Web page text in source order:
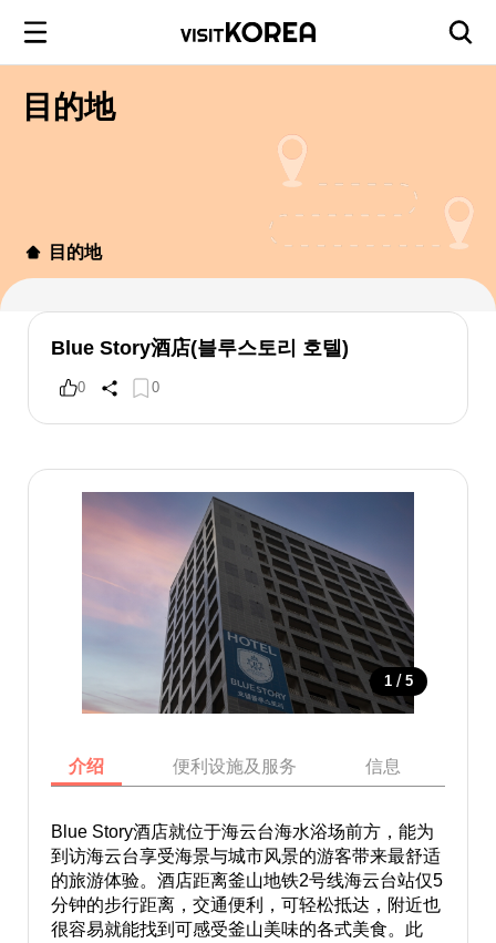
目的地
目的地
Blue Story酒店(블루스토리 호텔)
0 0
1 / 5
介绍 便利设施及服务 信息
Blue Story酒店就位于海云台海水浴场前方，能为
到访海云台享受海景与城市风景的游客带来最舒适
的旅游体验。酒店距离釜山地铁2号线海云台站仅5
分钟的步行距离，交通便利，可轻松抵达，附近也
很容易就能找到可感受釜山美味的各式美食。此